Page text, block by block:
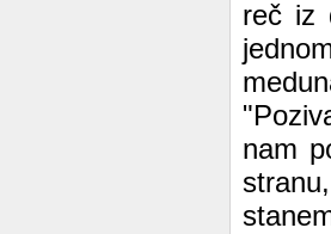
reč iz
nam